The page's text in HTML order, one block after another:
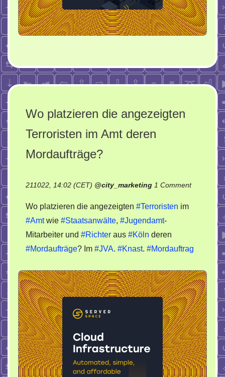
Wo platzieren die angezeigten
Terroristen im Amt deren
Mordaufträge?
211022, 14:02 (CET) @city_marketing 1 Commenton
platzieren
Terroristen
Amt
deren
Wo platzieren die angezeigten #Terroristen im
#Amtwie #Staatsanwälte, #Jugendamt-
Mitarbeiter und #Richter aus #Köln deren
#Mordaufträge? Im #JVA. #Knast. #Mordauftrag